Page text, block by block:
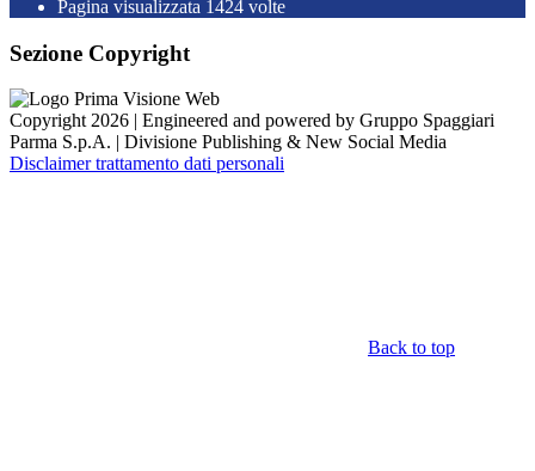
Pagina visualizzata 1424 volte
Sezione Copyright
Copyright 2026 | Engineered and powered by Gruppo Spaggiari
Parma S.p.A. | Divisione Publishing & New Social Media
Disclaimer trattamento dati personali
Back to top